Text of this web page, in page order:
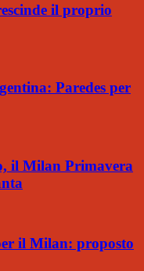
il proprio
Paredes per
il Milan Primavera
il Milan: proposto